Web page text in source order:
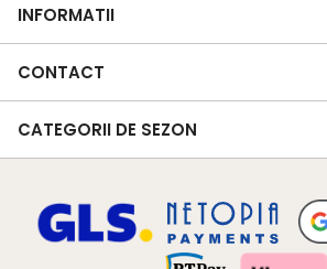
INFORMATII
CONTACT
CATEGORII DE SEZON